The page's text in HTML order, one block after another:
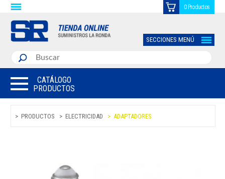
0 Productos
SECCIONES MENÚ
CATÁLOGO
PRODUCTOS
PRODUCTOS ELECTRICIDAD ADAPTADORES